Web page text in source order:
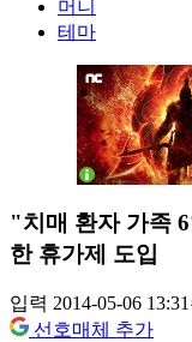
머니
테마
"치매 환자 가족
한 휴가제 도입
입력 2014-05-06 13:31
선호매체 추가